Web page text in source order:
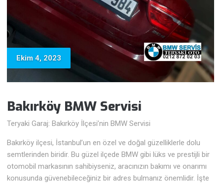
Ekim 4, 2023
Bakırköy BMW Servisi
Teryaki Garaj: Bakırköy İlçesi’nin BMW Servisi
Bakırköy ilçesi, İstanbul’un en özel ve doğal güzelliklerle dolu
semtlerinden biridir. Bu güzel ilçede BMW gibi lüks ve prestijli bir
otomobil markasının sahibiyseniz, aracınızın bakımı ve onarımı
konusunda güvenebileceğiniz bir adres bulmanız önemlidir. İşte